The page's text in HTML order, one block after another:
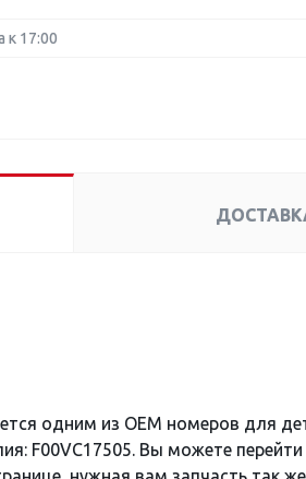
к 17:00
одним из OEM номеров
F00VC17505. Вы можете